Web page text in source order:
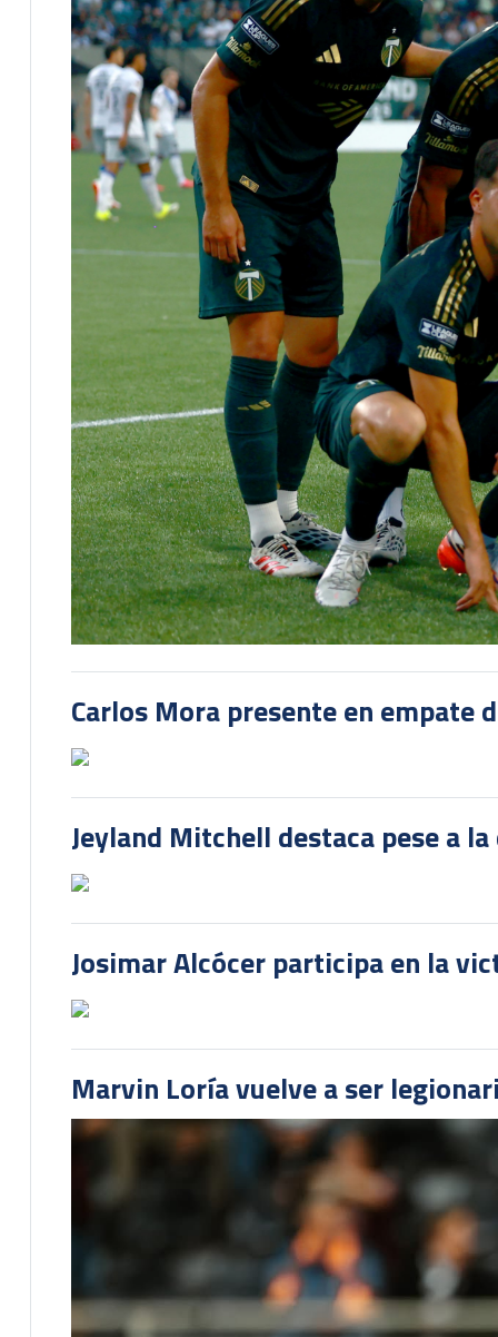
Carlos Mora presente en empate
Jeyland Mitchell destaca pese a
Josimar Alcócer participa en la
Marvin Loría vuelve a ser